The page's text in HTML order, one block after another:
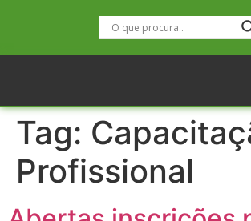
Tag:
Profissional